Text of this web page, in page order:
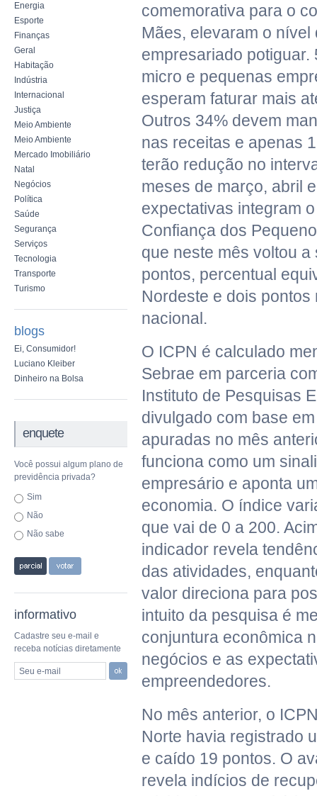
Energia
Esporte
Finanças
Geral
Habitação
Indústria
Internacional
Justiça
Meio Ambiente
Meio Ambiente
Mercado Imobiliário
Natal
Negócios
Política
Saúde
Segurança
Serviços
Tecnologia
Transporte
Turismo
blogs
Ei, Consumidor!
Luciano Kleiber
Dinheiro na Bolsa
enquete
Você possui algum plano de
previdência privada?
Sim
Não
Não sabe
informativo
Cadastre seu e-mail e
receba notícias diretamente
Seu e-mail
comemorativa para o
Mães, elevaram o nível
empresariado potiguar.
micro e pequenas
esperam faturar mais
Outros 34% devem
nas receitas e apenas
terão redução no
meses de março, abril
expectativas integram
Confiança dos
que neste mês voltou a
pontos, percentual
Nordeste e dois pontos
nacional.
O ICPN é calculado
Sebrae em parceria
Instituto de Pesquisas
divulgado com base
apuradas no mês
funciona como um
empresário e aponta
economia. O índice
que vai de 0 a 200.
indicador revela
das atividades,
valor direciona para
intuito da pesquisa é
conjuntura econômica
negócios e as
empreendedores.
No mês anterior, o
Norte havia registrado
e caído 19 pontos. O
revela indícios de